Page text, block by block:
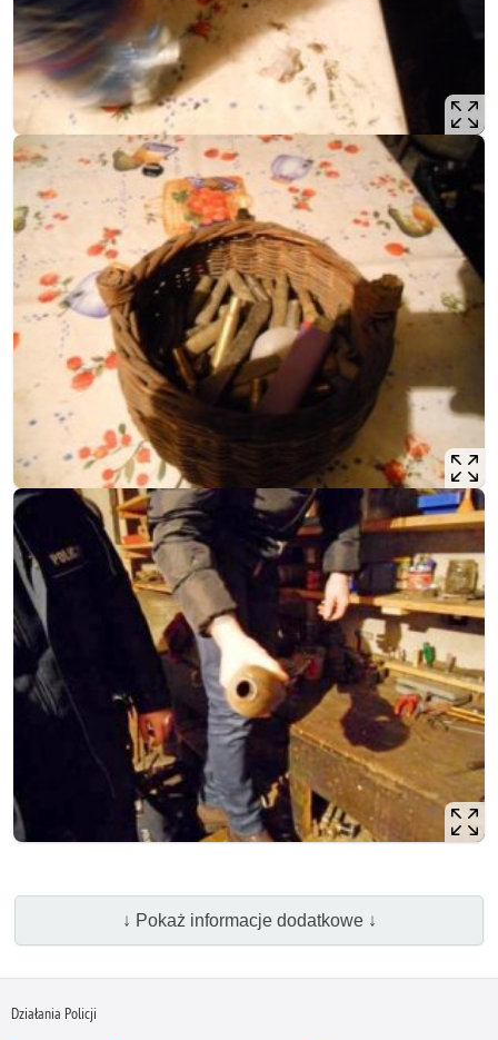
↓ Pokaż informacje dodatkowe ↓
Działania Policji